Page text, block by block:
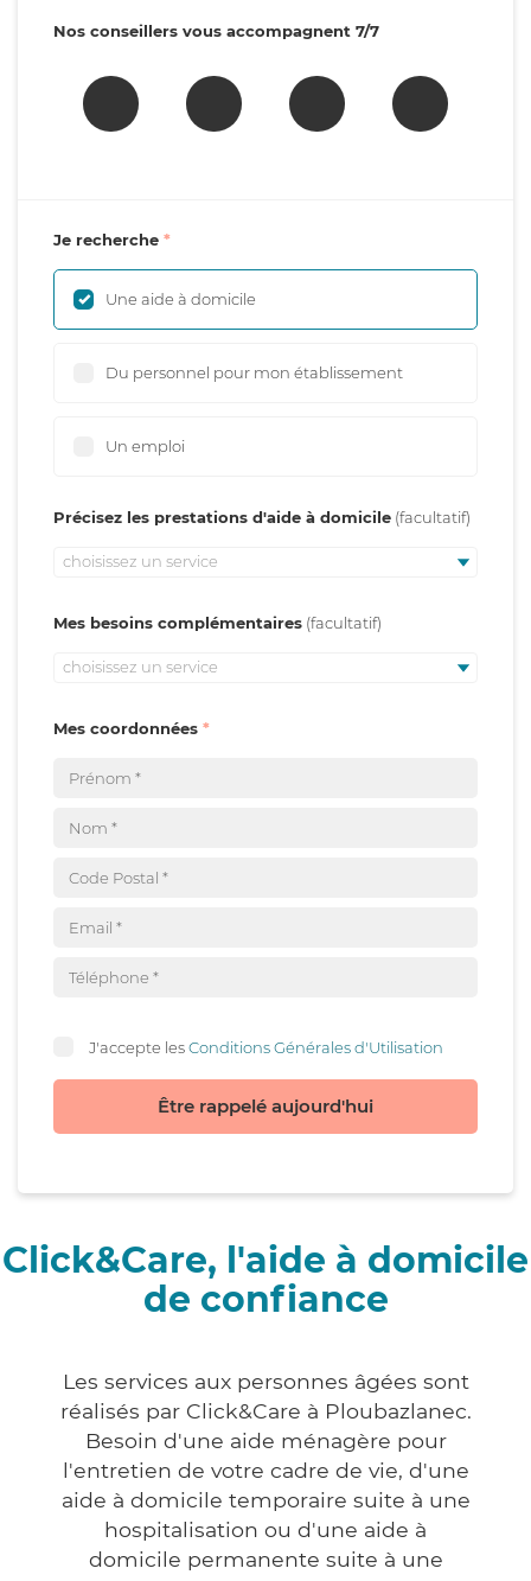
Nos conseillers vous accompagnent 7/7
Je recherche
Une aide à domicile
Du personnel pour mon établissement
Un emploi
Précisez les prestations d'aide à domicile
choisissez un service
Mes besoins complémentaires
choisissez un service
Mes coordonnées
J'accepte lesConditions Générales d'Utilisation
Être rappelé aujourd'hui
Click&Care, l'aide à domicile
de confiance
Les services aux personnes âgées sont
réalisés par Click&Care à Ploubazlanec.
Besoin d'une aide ménagère pour
l'entretien de votre cadre de vie, d'une
aide à domicile temporaire suite à une
hospitalisation ou d'une aide à
domicile permanente suite à une